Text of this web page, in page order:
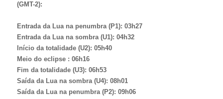
(GMT-2):
Entrada da Lua na penumbra (P1): 03h27
Entrada da Lua na sombra (U1): 04h32
Início da totalidade (U2): 05h40
Meio do eclipse : 06h16
Fim da totalidade (U3): 06h53
Saída da Lua na sombra (U4): 08h01
Saída da Lua na penumbra (P2): 09h06